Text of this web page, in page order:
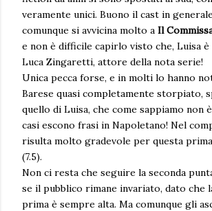
veramente unici. Buono il cast in
comunque si avvicina molto a Il
e non è difficile capirlo visto che, Luisa è
Luca Zingaretti, attore della nota serie!
Unica pecca forse, e in molti lo hanno
Barese quasi completamente storpiato,
quello di Luisa, che come sappiamo non
casi escono frasi in Napoletano! Nel
risulta molto gradevole per questa
(7.5).
Non ci resta che seguire la seconda
se il pubblico rimane invariato, dato che
prima è sempre alta. Ma comunque gli